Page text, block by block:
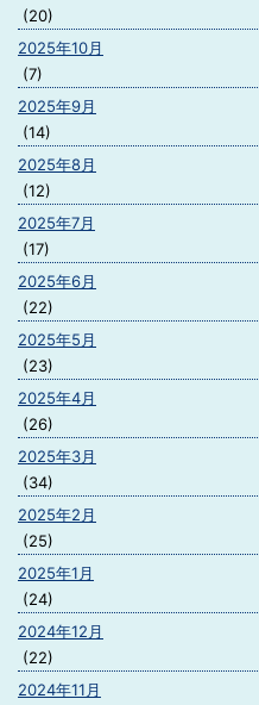
(20)
2025年10月
(7)
2025年9月
(14)
2025年8月
(12)
2025年7月
(17)
2025年6月
(22)
2025年5月
(23)
2025年4月
(26)
2025年3月
(34)
2025年2月
(25)
2025年1月
(24)
2024年12月
(22)
2024年11月